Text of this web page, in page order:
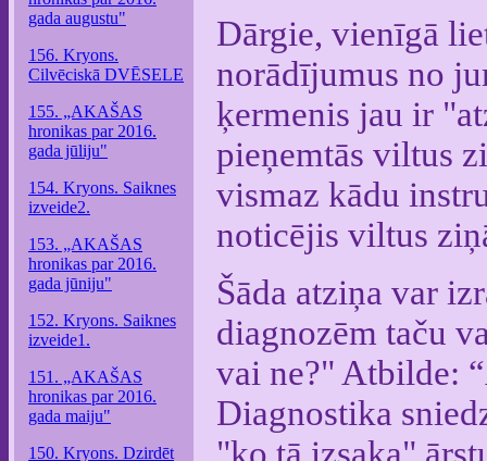
gada augustu"
156. Kryons.
Cilvēciskā DVĒSELE
155. „AKAŠAS
hronikas par 2016.
gada jūliju"
154. Kryons. Saiknes
izveide2.
153. „AKAŠAS
hronikas par 2016.
gada jūniju"
152. Kryons. Saiknes
izveide1.
151. „AKAŠAS
hronikas par 2016.
gada maiju"
150. Kryons. Dzirdēt
Dārgie, vienīgā
norādījumus no
ķermenis jau ir
pieņemtās viltus
vismaz kādu
noticējis viltus
Šāda atziņa var
diagnozēm taču
vai ne?" Atbilde:
Diagnostika